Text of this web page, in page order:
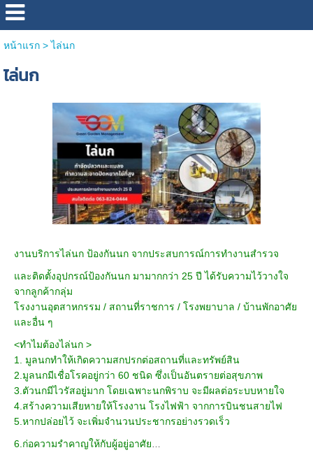
หน้าแรก>ไล่นก
ไล่นก
งานบริการไล่นก ป้องกันนก จากประสบการณ์การทำงานสำรวจ
และติดตั้งอุปกรณ์ป้องกันนก มามากกว่า 25 ปี ได้รับความไว้วางใจ
จากลูกค้ากลุ่ม
โรงงานอุตสาหกรรม / สถานที่ราชการ / โรงพยาบาล / บ้านพักอาศัย
และอื่น ๆ
<ทำไมต้องไล่นก >
1. มูลนกทำให้เกิดความสกปรกต่อสถานที่และทรัพย์สิน
2. มูลนกมีเชื่อโรคอยู่กว่า 60 ชนิด ซึ่งเป็นอันตรายต่อสุขภาพ
3. ตัวนกมีไวรัสอยู่มาก โดยเฉพาะนกพิราบ จะมีผลต่อระบบหายใจ
4. สร้างความเสียหายให้โรงงาน โรงไฟฟ้า จากการบินชนสายไฟ
5. หากปล่อยไว้ จะเพิ่มจำนวนประชากรอย่างรวดเร็ว
6. ก่อความรำคาญให้กับผู้อยู่อาศัย